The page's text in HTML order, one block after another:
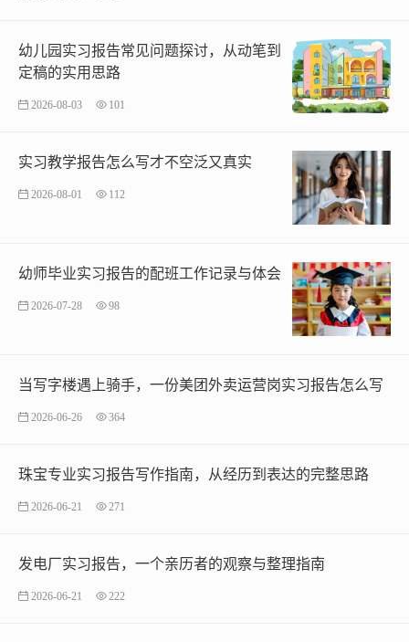
幼儿园实习报告常见问题探讨，从动笔到
定稿的实用思路
2026-08-03 101
实习教学报告怎么写才不空泛又真实
2026-08-01 112
幼师毕业实习报告的配班工作记录与体会
2026-07-28 98
当写字楼遇上骑手，一份美团外卖运营岗实习报告怎么写
2026-06-26 364
珠宝专业实习报告写作指南，从经历到表达的完整思路
2026-06-21 271
发电厂实习报告，一个亲历者的观察与整理指南
2026-06-21 222